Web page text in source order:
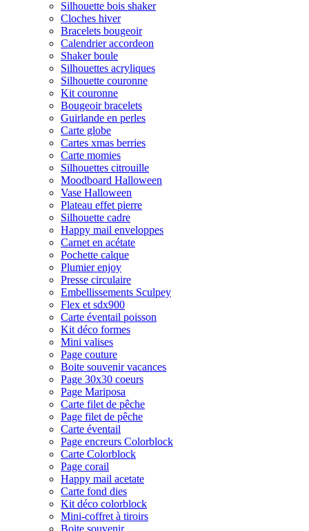
Silhouette bois shaker
Cloches hiver
Bracelets bougeoir
Calendrier accordeon
Shaker boule
Silhouettes acryliques
Silhouette couronne
Kit couronne
Bougeoir bracelets
Guirlande en perles
Carte globe
Cartes xmas berries
Carte momies
Silhouettes citrouille
Moodboard Halloween
Vase Halloween
Plateau effet pierre
Silhouette cadre
Happy mail enveloppes
Carnet en acétate
Pochette calque
Plumier enjoy
Presse circulaire
Embellissements Sculpey
Flex et sdx900
Carte éventail poisson
Kit déco formes
Mini valises
Page couture
Boite souvenir vacances
Page 30x30 coeurs
Page Mariposa
Carte filet de pêche
Page filet de pêche
Carte éventail
Page encreurs Colorblock
Carte Colorblock
Page corail
Happy mail acetate
Carte fond dies
Kit déco colorblock
Mini-coffret à tiroirs
Boite souvenir